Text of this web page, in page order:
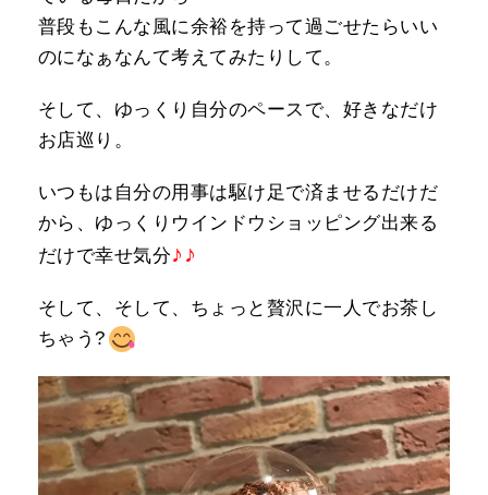
普段もこんな風に余裕を持って過ごせたらいい
のになぁなんて考えてみたりして。
そして、ゆっくり自分のペースで、好きなだけ
お店巡り。
いつもは自分の用事は駆け足で済ませるだけだ
から、ゆっくりウインドウショッピング出来る
だけで幸せ気分♪ ♪
そして、そして、ちょっと贅沢に一人でお茶し
ちゃう?